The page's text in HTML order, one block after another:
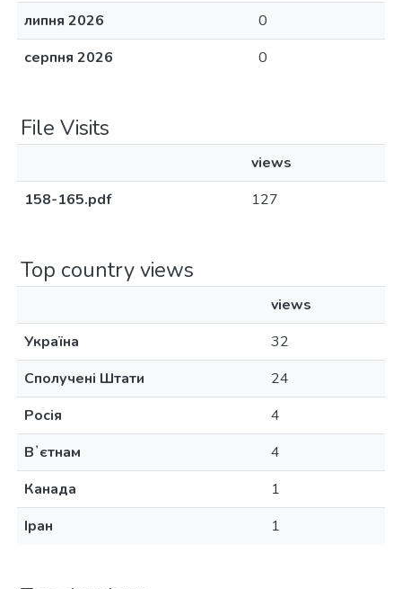
липня 2026
0
серпня 2026
0
File Visits
views
158-165.pdf
127
Top country views
views
Україна
32
Сполучені Штати
24
Росія
4
Вʼєтнам
4
Канада
1
Іран
1